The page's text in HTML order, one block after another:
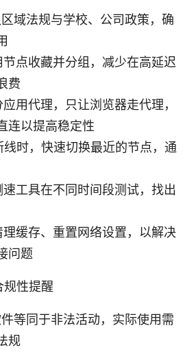
域法规与学校、公司政策，确
点收藏并分组，减少在高延迟
费
用代理，只让浏览器走代理，
连以提高稳定性
时，快速切换最近的节点，通
工具在不同时间段测试，找出
缓存、重置网络设置，以解决
问题
规性提醒
等同于非法活动，实际使用需
规